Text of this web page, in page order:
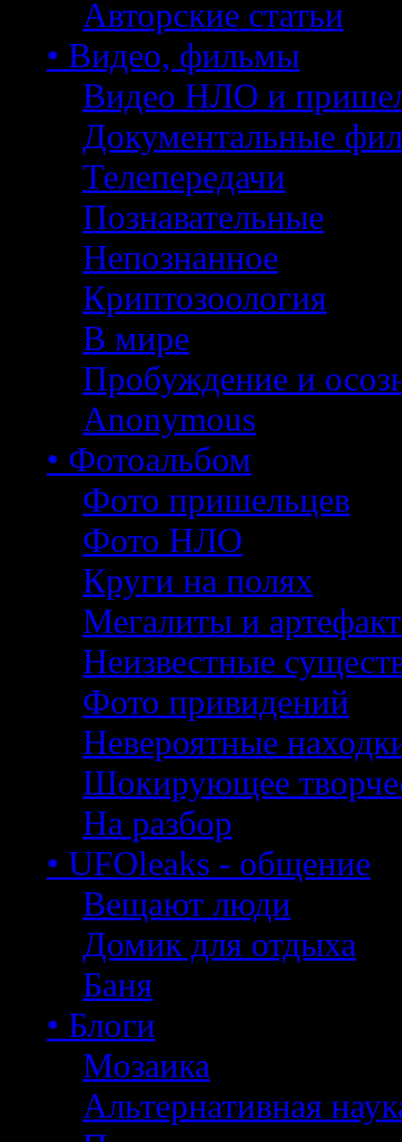
Авторские статьи
• Видео, фильмы
Видео НЛО и
Документальные
Телепередачи
Познавательные
Непознанное
Криптозоология
В мире
Пробуждение и
Anonymous
• Фотоальбом
Фото пришельцев
Фото НЛО
Круги на полях
Мегалиты и
Неизвестные
Фото привидений
Невероятные
Шокирующее
На разбор
• UFOleaks - общение
Вещают люди
Домик для отдыха
Баня
• Блоги
Мозаика
Альтернативная